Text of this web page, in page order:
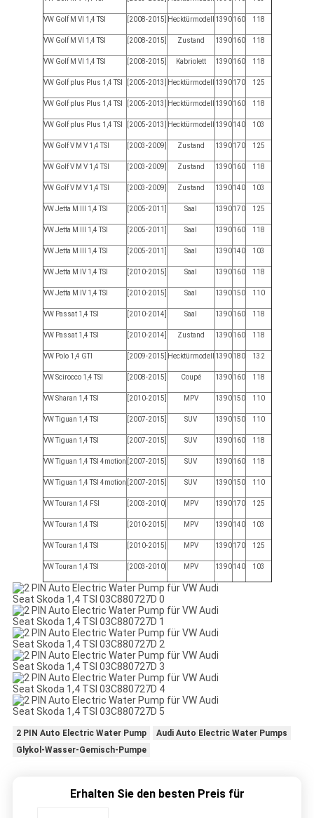
VW Golf M VI 1,4 TSI [2008-2015] Hecktürmodell 1390 160 118
VW Golf M VI 1,4 TSI [2008-2015] Zustand 1390 160 118
VW Golf M VI 1,4 TSI [2008-2015] Kabriolett 1390 160 118
VW Golf plus Plus 1,4 TSI [2005-2013] Hecktürmodell 1390 170 125
VW Golf plus Plus 1,4 TSI [2005-2013] Hecktürmodell 1390 160 118
VW Golf plus Plus 1,4 TSI [2005-2013] Hecktürmodell 1390 140 103
VW Golf V M V 1,4 TSI [2003-2009] Zustand 1390 170 125
VW Golf V M V 1,4 TSI [2003-2009] Zustand 1390 160 118
VW Golf V M V 1,4 TSI [2003-2009] Zustand 1390 140 103
VW Jetta M III 1,4 TSI [2005-2011] Saal 1390 170 125
VW Jetta M III 1,4 TSI [2005-2011] Saal 1390 160 118
VW Jetta M III 1,4 TSI [2005-2011] Saal 1390 140 103
VW Jetta M IV 1,4 TSI [2010-2015] Saal 1390 160 118
VW Jetta M IV 1,4 TSI [2010-2015] Saal 1390 150 110
VW Passat 1,4 TSI [2010-2014] Saal 1390 160 118
VW Passat 1,4 TSI [2010-2014] Zustand 1390 160 118
VW Polo 1,4 GTI [2009-2015] Hecktürmodell 1390 180 132
VW Scirocco 1,4 TSI [2008-2015] Coupé 1390 160 118
VW Sharan 1,4 TSI [2010-2015] MPV 1390 150 110
VW Tiguan 1,4 TSI [2007-2015] SUV 1390 150 110
VW Tiguan 1,4 TSI [2007-2015] SUV 1390 160 118
VW Tiguan 1,4 TSI 4motion [2007-2015] SUV 1390 160 118
VW Tiguan 1,4 TSI 4motion [2007-2015] SUV 1390 150 110
VW Touran 1,4 FSI [2003-2010] MPV 1390 170 125
VW Touran 1,4 TSI [2010-2015] MPV 1390 140 103
VW Touran 1,4 TSI [2010-2015] MPV 1390 170 125
VW Touran 1,4 TSI [2003-2010] MPV 1390 140 103
2 PIN Auto Electric Water Pump
Audi Auto Electric Water Pumps
Glykol-Wasser-Gemisch-Pumpe
Erhalten Sie den besten Preis für